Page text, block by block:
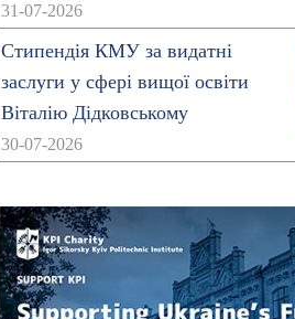
31-07-2026
Стипендія КМУ за видатні
заслуги у сфері вищої освіти
Віталію Дідковському
30-07-2026